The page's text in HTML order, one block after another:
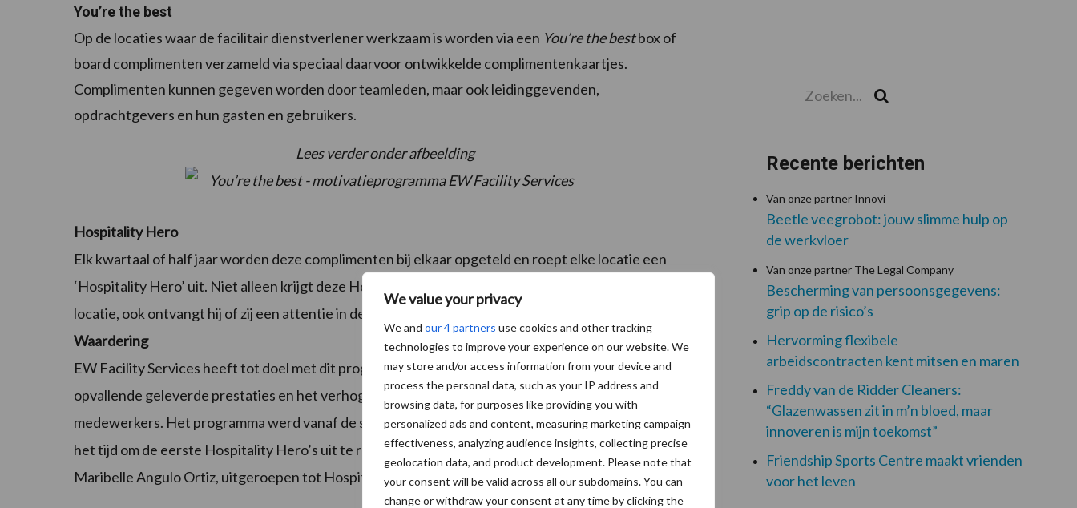
We value your privacy
We and our 4 partners use cookies and other tracking
technologies to improve your experience on our website. We
may store and/or access information from your device and
process the personal data, such as your IP address and
browsing data, for purposes like providing you with
personalized ads and content, measuring marketing campaign
effectiveness, analyzing audience insights, collecting precise
geolocation data, and product development. Please note that
your consent will be valid across all our subdomains. You can
change or withdraw your consent at any time by clicking the
You’re the best
Op de locaties waar de facilitair dienstverlener werkzaam is worden via een You’re the bestbox of
board complimenten verzameld via speciaal daarvoor ontwikkelde complimentenkaartjes.
Complimenten kunnen gegeven worden door teamleden, maar ook leidinggevenden,
opdrachtgevers en hun gasten en gebruikers.
Lees verder onder afbeelding
Hospitality Hero
Elk kwartaal of half jaar worden deze complimenten bij elkaar opgeteld en roept elke locatie een
‘Hospitality Hero’ uit. Niet alleen krijgt deze Hospitality Hero een plekje op een Wall of Fame op de
locatie, ook ontvangt hij of zij een attentie in de vorm van een cadeaubon.
Waardering
EW Facility Services heeft tot doel met dit programma het uitspreken van waardering voor positief
opvallende geleverde prestaties en het verhogen van betrokkenheid en motivatie van de
medewerkers. Het programma werd vanaf de start direct goed ontvangen en afgelopen maand was
het tijd om de eerste Hospitality Hero’s uit te roepen. Op de foto bovenaan dit item zien we
Maribelle Angulo Ortiz, uitgeroepen tot Hospitality Hero van Chateau St. Gerlach.
Recente berichten
Van onze partner Innovi
Beetle veegrobot: jouw slimme hulp op
de werkvloer
Van onze partner The Legal Company
Bescherming van persoonsgegevens:
grip op de risico’s
Hervorming flexibele
arbeidscontracten kent mitsen en maren
Freddy van de Ridder Cleaners:
“Glazenwassen zit in m’n bloed, maar
innoveren is mijn toekomst”
Friendship Sports Centre maakt vrienden
voor het leven